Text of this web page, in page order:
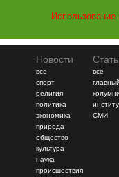
Новости
все
спорт
религия
политика
экономика
природа
общество
культура
наука
происшествия
все
СМИ